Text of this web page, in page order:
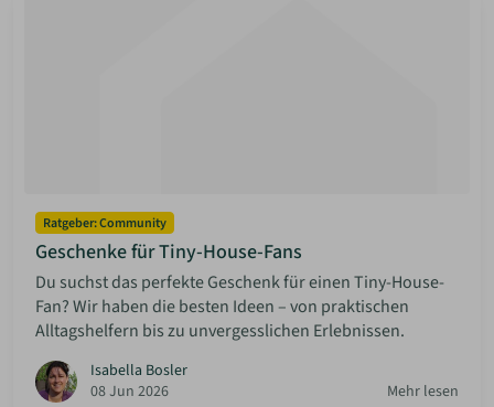
Ratgeber: Community
Geschenke für Tiny-House-Fans
Du suchst das perfekte Geschenk für einen Tiny-House-
Fan? Wir haben die besten Ideen – von praktischen
Alltagshelfern bis zu unvergesslichen Erlebnissen.
Isabella Bosler
08 Jun 2026
Mehr lesen